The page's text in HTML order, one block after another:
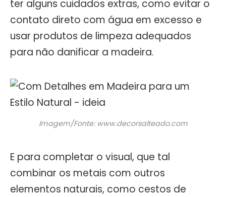
ter alguns cuidados extras, como evitar o
contato direto com água em excesso e
usar produtos de limpeza adequados
para não danificar a madeira.
Imagem/Fonte: www.decorsalteado.com
E para completar o visual, que tal
combinar os metais com outros
elementos naturais, como cestos de